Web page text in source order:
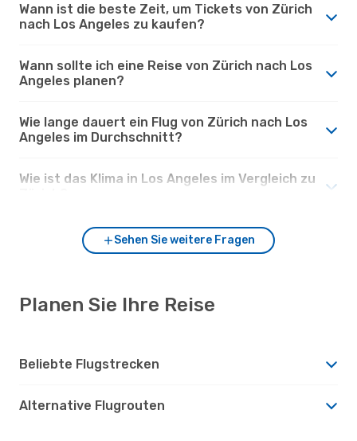
Wann ist die beste Zeit, um Tickets von Zürich
nach Los Angeles zu kaufen?
Wann sollte ich eine Reise von Zürich nach Los
Angeles planen?
Wie lange dauert ein Flug von Zürich nach Los
Angeles im Durchschnitt?
Wie ist das Klima in Los Angeles im Vergleich zu
Sehen Sie weitere Fragen
Planen Sie Ihre Reise
Beliebte Flugstrecken
Alternative Flugrouten